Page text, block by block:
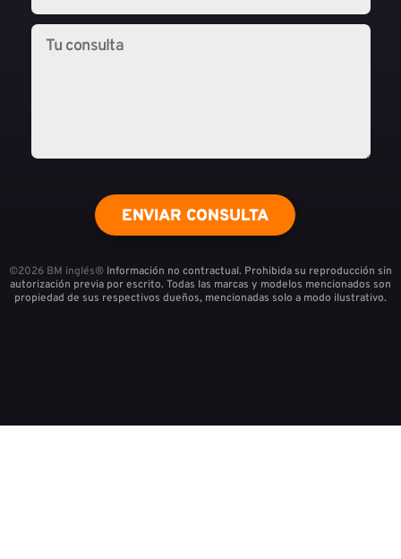
ENVIAR CONSULTA
©2026 BM inglés® Información no contractual. Prohibida su reproducción sin
autorización previa por escrito. Todas las marcas y modelos mencionados son
propiedad de sus respectivos dueños, mencionadas solo a modo ilustrativo.